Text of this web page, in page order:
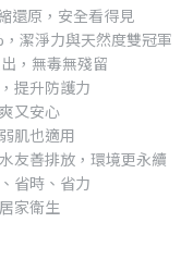
還原，安全看得見
，潔淨力與天然度雙冠軍
，無毒無殘留
提升防護力
又安心
肌也適用
友善排放，環境更永續
省時、省力
家衛生